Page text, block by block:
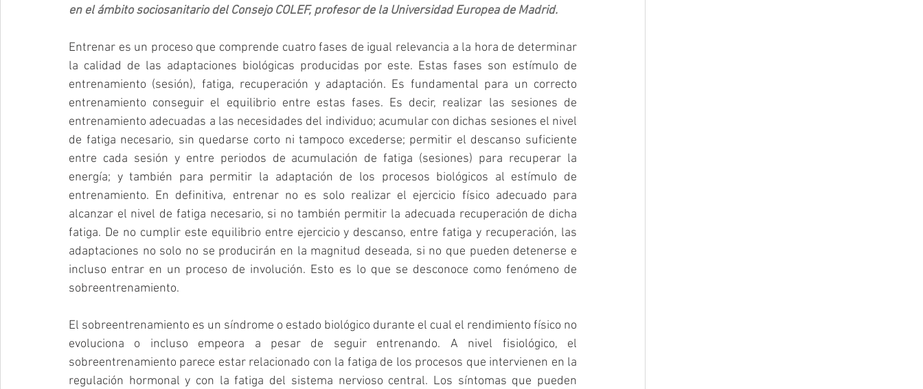
en el ámbito sociosanitario del Consejo COLEF, profesor de la Universidad Europea de Madrid.
Entrenar es un proceso que comprende cuatro fases de igual relevancia a la hora de determinar
la calidad de las adaptaciones biológicas producidas por este. Estas fases son estímulo de
entrenamiento (sesión), fatiga, recuperación y adaptación. Es fundamental para un correcto
entrenamiento conseguir el equilibrio entre estas fases. Es decir, realizar las sesiones de
entrenamiento adecuadas a las necesidades del individuo; acumular con dichas sesiones el nivel
de fatiga necesario, sin quedarse corto ni tampoco excederse; permitir el descanso suficiente
entre cada sesión y entre periodos de acumulación de fatiga (sesiones) para recuperar la
energía; y también para permitir la adaptación de los procesos biológicos al estímulo de
entrenamiento. En definitiva, entrenar no es solo realizar el ejercicio físico adecuado para
alcanzar el nivel de fatiga necesario, si no también permitir la adecuada recuperación de dicha
fatiga. De no cumplir este equilibrio entre ejercicio y descanso, entre fatiga y recuperación, las
adaptaciones no solo no se producirán en la magnitud deseada, si no que pueden detenerse e
incluso entrar en un proceso de involución. Esto es lo que se desconoce como fenómeno de
sobreentrenamiento.
El sobreentrenamiento es un síndrome o estado biológico durante el cual el rendimiento físico no
evoluciona o incluso empeora a pesar de seguir entrenando. A nivel fisiológico, el
sobreentrenamiento parece estar relacionado con la fatiga de los procesos que intervienen en la
regulación hormonal y con la fatiga del sistema nervioso central. Los síntomas que pueden